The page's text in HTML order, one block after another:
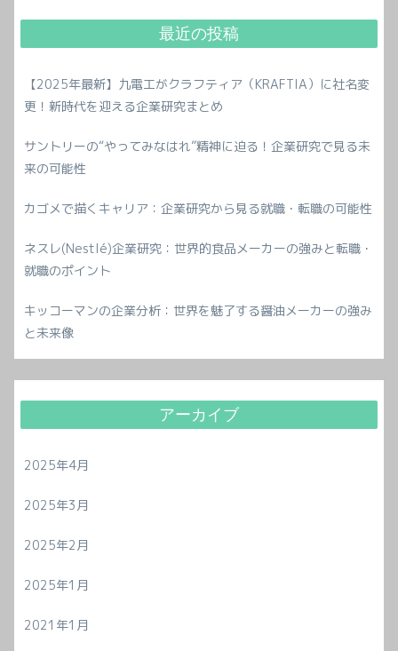
最近の投稿
【2025年最新】九電工がクラフティア（KRAFTIA）に社名変
更！新時代を迎える企業研究まとめ
サントリーの“やってみなはれ”精神に迫る！企業研究で見る未
来の可能性
カゴメで描くキャリア：企業研究から見る就職・転職の可能性
ネスレ(Nestlé)企業研究：世界的食品メーカーの強みと転職・
就職のポイント
キッコーマンの企業分析：世界を魅了する醤油メーカーの強み
と未来像
アーカイブ
2025年4月
2025年3月
2025年2月
2025年1月
2021年1月